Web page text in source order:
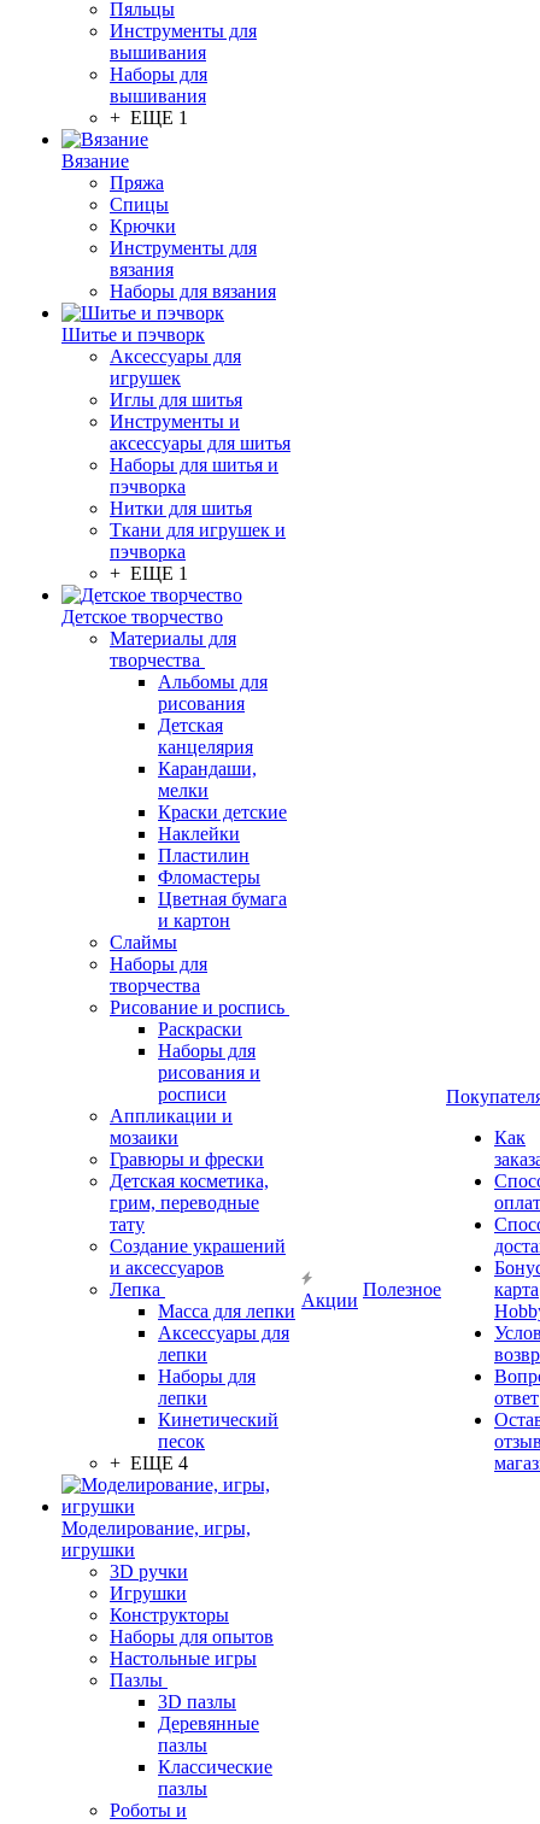
Пяльцы
Инструменты для
вышивания
Наборы для
вышивания
+ ЕЩЕ 1
Вязание
Пряжа
Спицы
Крючки
Инструменты для
вязания
Наборы для вязания
Шитье и пэчворк
Аксессуары для
игрушек
Иглы для шитья
Инструменты и
аксессуары для шитья
Наборы для шитья и
пэчворка
Нитки для шитья
Ткани для игрушек и
пэчворка
+ ЕЩЕ 1
Детское творчество
Материалы для
творчества
Альбомы для
рисования
Детская
канцелярия
Карандаши,
мелки
Краски детские
Наклейки
Пластилин
Фломастеры
Цветная бумага
и картон
Слаймы
Наборы для
творчества
Рисование и роспись
Раскраски
Наборы для
рисования и
росписи
Аппликации и
мозаики
Гравюры и фрески
Детская косметика,
грим, переводные
тату
Создание украшений
и аксессуаров
Лепка
Масса для лепки
Аксессуары для
лепки
Наборы для
лепки
Кинетический
песок
+ ЕЩЕ 4
Моделирование, игры,
игрушки
3D ручки
Игрушки
Конструкторы
Наборы для опытов
Настольные игры
Пазлы
3D пазлы
Деревянные
пазлы
Классические
пазлы
Роботы и
Акции
Полезное
Как
карта
ответ